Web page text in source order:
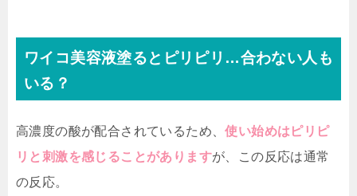
ワイコ美容液塗るとピリピリ…合わない人も
いる？
高濃度の酸が配合されているため、使い始めはピリピ
リと刺激を感じることがありますが、この反応は通常
の反応。